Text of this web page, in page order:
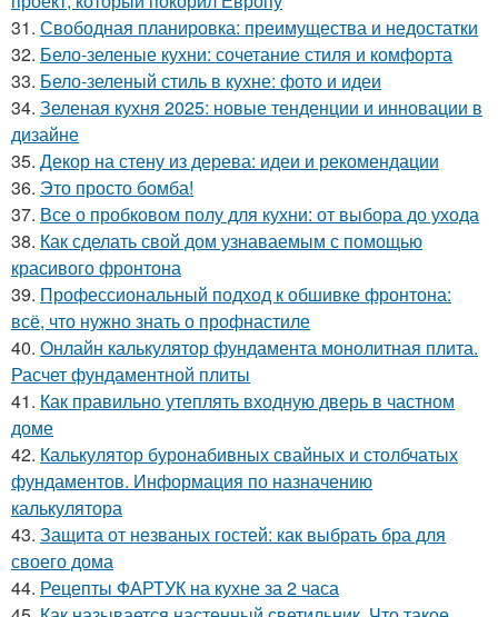
31. Свободная планировка: преимущества и недостатки
32. Бело-зеленые кухни: сочетание стиля и комфорта
33. Бело-зеленый стиль в кухне: фото и идеи
34. Зеленая кухня 2025: новые тенденции и инновации в
дизайне
35. Декор на стену из дерева: идеи и рекомендации
36. Это просто бомба!
37. Все о пробковом полу для кухни: от выбора до ухода
38. Как сделать свой дом узнаваемым с помощью
красивого фронтона
39. Профессиональный подход к обшивке фронтона:
всё, что нужно знать о профнастиле
40. Онлайн калькулятор фундамента монолитная плита.
Расчет фундаментной плиты
41. Как правильно утеплять входную дверь в частном
доме
42. Калькулятор буронабивных свайных и столбчатых
фундаментов. Информация по назначению
калькулятора
43. Защита от незваных гостей: как выбрать бра для
своего дома
44. Рецепты ФАРТУК на кухне за 2 часа